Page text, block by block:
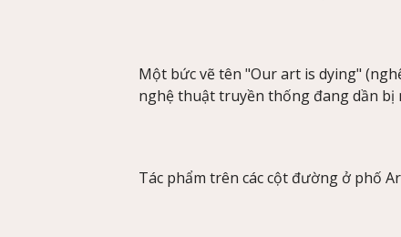
Một bức vẽ tên "Our art is dying"
nghệ thuật truyền thống đang dần bị
Tác phẩm trên các cột đường ở phố